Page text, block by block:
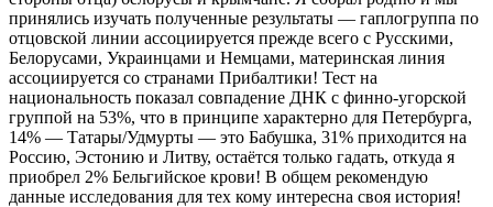
принялись изучать полученные результаты — гаплогруппа по
отцовской линии ассоциируется прежде всего с Русскими,
Белорусами, Украинцами и Немцами, материнская линия
ассоциируется со странами Прибалтики! Тест на
национальность показал совпадение ДНК с финно-угорской
группой на 53%, что в принципе характерно для Петербурга,
14% — Татары/Удмурты — это Бабушка, 31% приходится на
Россию, Эстонию и Литву, остаётся только гадать, откуда я
приобрел 2% Бельгийское крови! В общем рекомендую
данные исследования для тех кому интересна своя история!